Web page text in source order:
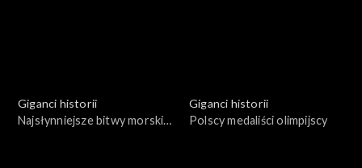
Giganci historii
Najsłynniejsze bitwy morskie
Giganci historii
Polscy medaliści olimpijscy